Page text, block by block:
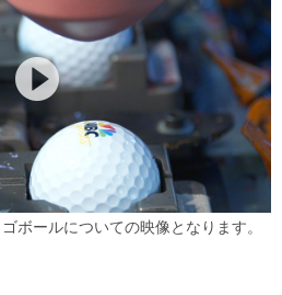
ボールについての映像となります。